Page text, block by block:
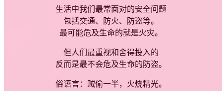
生活中我们最常面对的安全问题
包括交通、防火、防盗等。
最可能危及生命的就是火灾。
但人们最重视和舍得投入的
反而是最不会危及生命的防盗。
俗语言：贼偷一半，火烧精光。